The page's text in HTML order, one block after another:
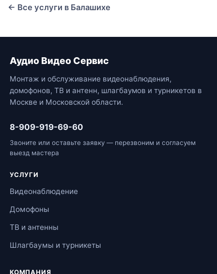
← Все услуги в Балашихе
Аудио Видео Сервис
Монтаж и обслуживание видеонаблюдения,
домофонов, ТВ и антенн, шлагбаумов и турникетов в
Москве и Московской области.
8-909-919-69-60
Звоните или оставьте заявку — перезвоним и согласуем
выезд мастера
УСЛУГИ
Видеонаблюдение
Домофоны
ТВ и антенны
Шлагбаумы и турникеты
КОМПАНИЯ